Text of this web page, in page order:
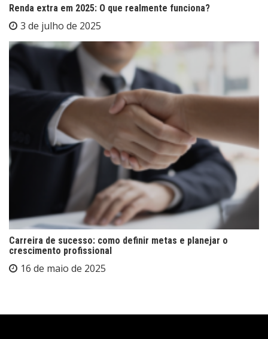
Renda extra em 2025: O que realmente funciona?
3 de julho de 2025
Carreira de sucesso: como definir metas e planejar o
crescimento profissional
16 de maio de 2025